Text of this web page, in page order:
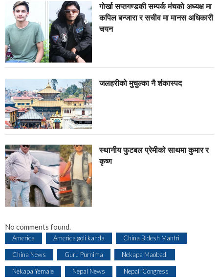
गोर्खा सप्तगण्डकी सम्पर्क मंचको अध्यक्ष मा
कपिल बन्जारा र सचीव मा मानस अधिकारी
चयन
जलहरीको मुचुल्का नै शंंकास्पद
स्थानीय फुटबल प्रेमीको साथमा कुमार र
कृष्ण
No comments found.
America America goli kanda China Bidesh Mantri
China News Guru Purnima Nekapa Maobadi
Nekapa Yemale Nepal News Nepali Congress